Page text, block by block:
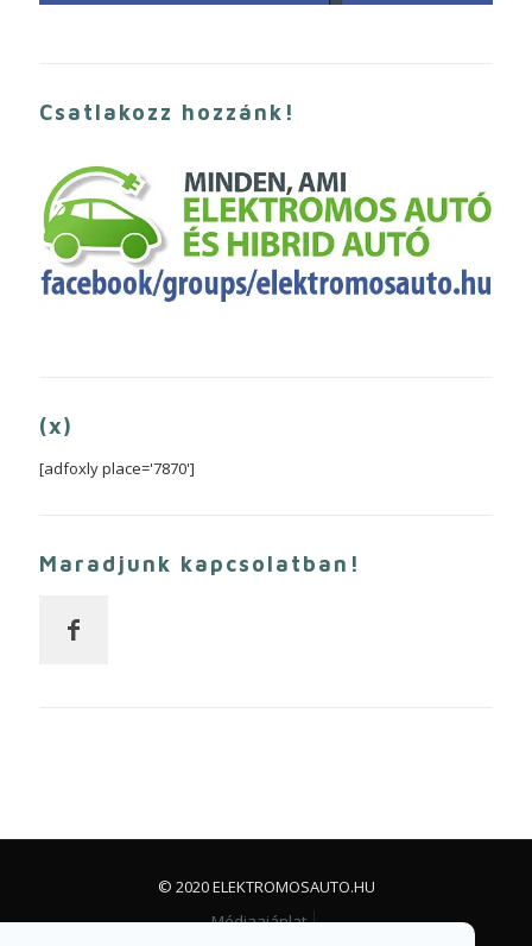
Csatlakozz hozzánk!
(x)
[adfoxly place='7870']
Maradjunk kapcsolatban!
© 2020 ELEKTROMOSAUTO.HU
Médiaajánlat